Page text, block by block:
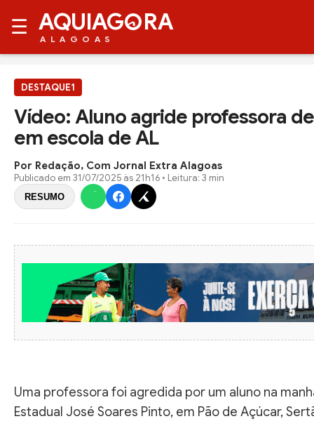
☰ AQUIAG RA
ALAGOAS
DESTAQUE1
Vídeo: Aluno agride professora
em escola de AL
Por Redação, Com Jornal Extra Alagoas
Publicado em 31/07/2025 às 21h16 • Leitura: 3 min
RESUMO
Uma professora foi agredida por um aluno na
Estadual José Soares Pinto, em Pão de Açúcar,